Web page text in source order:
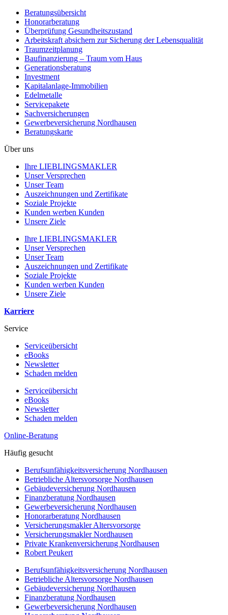
Beratungsübersicht
Honorar­beratung
Überprüfung Gesundheits­zustand
Arbeitskraft absichern zur Sicherung der Lebensqualität
Traumzeit­planung
Baufinanzierung – Traum vom Haus
Generationsberatung
Investment
Kapitalanlage-Immobilien
Edelmetalle
Servicepakete
Sachversicherungen
Gewerbeversicherung Nordhausen
Beratungskarte
Über uns
Ihre LIEBLINGSMAKLER
Unser Versprechen
Unser Team
Auszeichnungen und Zertifikate
Soziale Projekte
Kunden werben Kunden
Unsere Ziele
Ihre LIEBLINGSMAKLER
Unser Versprechen
Unser Team
Auszeichnungen und Zertifikate
Soziale Projekte
Kunden werben Kunden
Unsere Ziele
Karriere
Service
Serviceübersicht
eBooks
Newsletter
Schaden melden
Serviceübersicht
eBooks
Newsletter
Schaden melden
Online-Beratung
Häufig gesucht
Berufsunfähigkeitsversicherung Nordhausen
Betriebliche Altersvorsorge Nordhausen
Gebäudeversicherung Nordhausen
Finanzberatung Nordhausen
Gewerbeversicherung Nordhausen
Honorarberatung Nordhausen
Versicherungsmakler Altersvorsorge
Versicherungsmakler Nordhausen
Private Krankenversicherung Nordhausen
Robert Peukert
Berufsunfähigkeitsversicherung Nordhausen
Betriebliche Altersvorsorge Nordhausen
Gebäudeversicherung Nordhausen
Finanzberatung Nordhausen
Gewerbeversicherung Nordhausen